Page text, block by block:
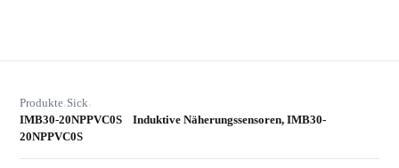
Produkte›Sick›
IMB30-20NPPVC0S Induktive Näherungssensoren, IMB30-
20NPPVC0S